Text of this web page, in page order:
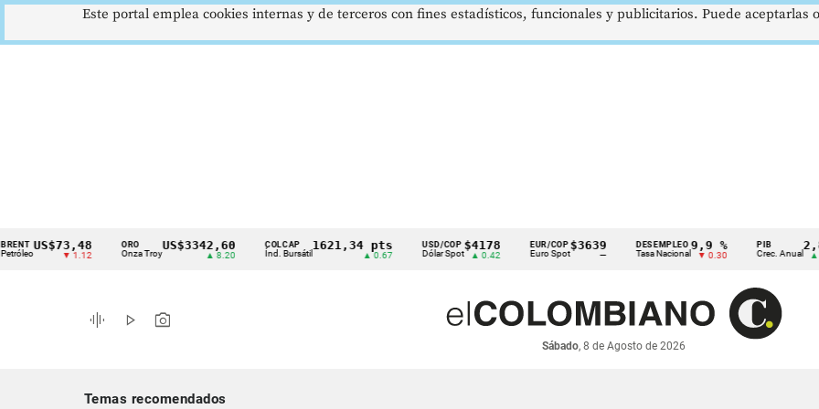
Cintillo
indicadores
económicos
US$73,48
▼ 1.12
ORO
Onza Troy
US$3342,60 COLCAP
Índ. Bursátil
1621,34 pts USD/COP
Dólar Spot
$4178
▲ 0.42
EUR/COP
Euro Spot
$3639
—
DESEMPLEO
Tasa Nacional
9,9 %
▼ 0.30
PIB
Crec. Anual
2,8 %
▲ 0.10
graphic_eq play_arrow photo_camera
Sábado, 8 de Agosto de 2026
Temas recomendados
Este portal emplea cookies internas y de terceros con fines estadísticos, funcionales y publicitarios. Puede aceptarlas